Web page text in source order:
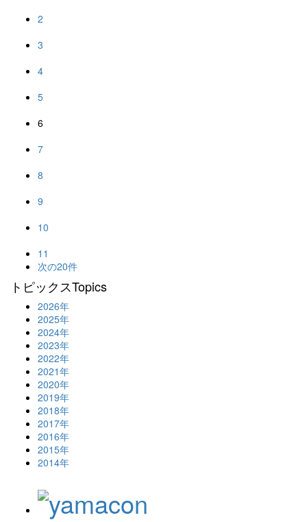
2
3
4
5
6
7
8
9
10
11
次の20件
トピックスTopics
2026年
2025年
2024年
2023年
2022年
2021年
2020年
2019年
2018年
2017年
2016年
2015年
2014年